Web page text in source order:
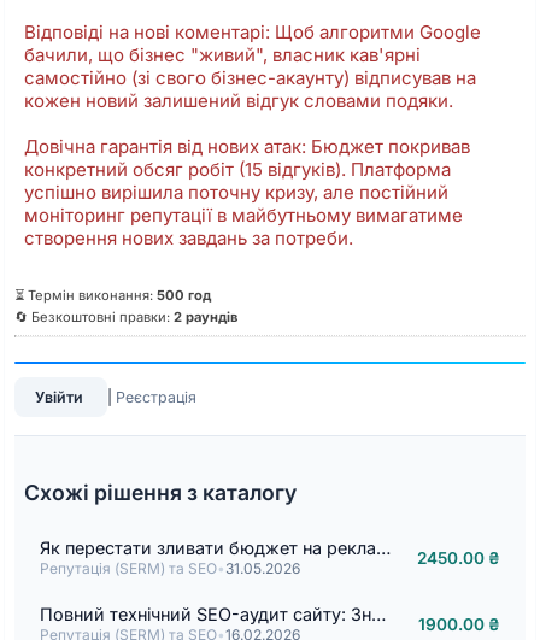
Відповіді на нові коментарі: Щоб алгоритми Google
бачили, що бізнес "живий", власник кав'ярні
самостійно (зі свого бізнес-акаунту) відписував на
кожен новий залишений відгук словами подяки.
Довічна гарантія від нових атак: Бюджет покривав
конкретний обсяг робіт (15 відгуків). Платформа
успішно вирішила поточну кризу, але постійний
моніторинг репутації в майбутньому вимагатиме
створення нових завдань за потреби.
⏳ Термін виконання:500 год
🔄 Безкоштовні правки:2 раундів
Увійти Реєстрація
Схожі рішення з каталогу
Як перестати зливати бюджет на рекламу. Кейс майстра манікюру для Instagram-сторінки манікюру
Репутація (SERM) та SEO• 31.05.2026
2450.00 ₴
Повний технічний SEO-аудит сайту: Знайду помилки, які крадуть ваші гроші
Репутація (SERM) та SEO•16.02.2026
1900.00 ₴